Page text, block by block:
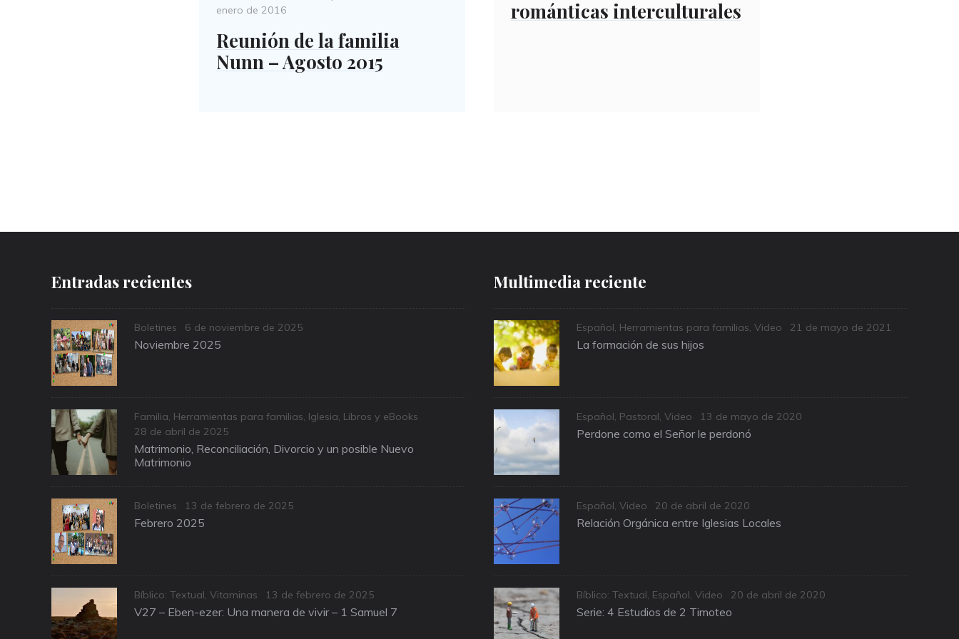
enero de 2016
Reunión de la familia
Nunn – Agosto 2015
románticas interculturales
Entradas recientes
Categories
Boletines
Posted
on
6 de noviembre de 2025
Noviembre 2025
Categories
Familia, Herramientas para familias, Iglesia, Libros y eBooks
Posted
on
28 de abril de 2025
Matrimonio, Reconciliación, Divorcio y un posible Nuevo
Matrimonio
Categories
Boletines
Posted
on
13 de febrero de 2025
Febrero 2025
Categories
Bíblico: Textual,Vitaminas
Posted
on
13 de febrero de 2025
V27 – Eben-ezer: Una manera de vivir – 1 Samuel 7
Multimedia reciente
Categories
Español, Herramientas para familias, Video
Posted
21 de mayo de 2021
La formación de sus hijos
Categories
Español, Pastoral, Video
Posted
on
13 de mayo de 2020
Perdone como el Señor le perdonó
Categories
Español, Video
Posted
on
20 de abril de 2020
Relación Orgánica entre Iglesias Locales
Categories
Bíblico: Textual, Español, Video
Posted
on
20 de abril de 2020
Serie: 4 Estudios de 2 Timoteo